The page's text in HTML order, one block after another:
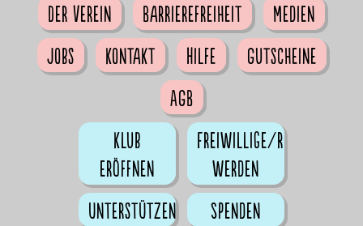
Der Verein Barrierefreiheit
Medien
Jobs
Kontakt Hilfe
Gutscheine
AGB
Klub
eröffnen
Freiwillige/r
werden
Unterstützen
Spenden